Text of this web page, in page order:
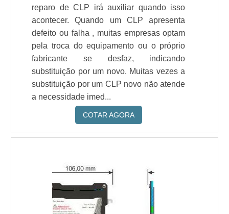
reparo de CLP irá auxiliar quando isso
acontecer. Quando um CLP apresenta
defeito ou falha , muitas empresas optam
pela troca do equipamento ou o próprio
fabricante se desfaz, indicando
substituição por um novo. Muitas vezes a
substituição por um CLP novo não atende
a necessidade imed...
COTAR AGORA